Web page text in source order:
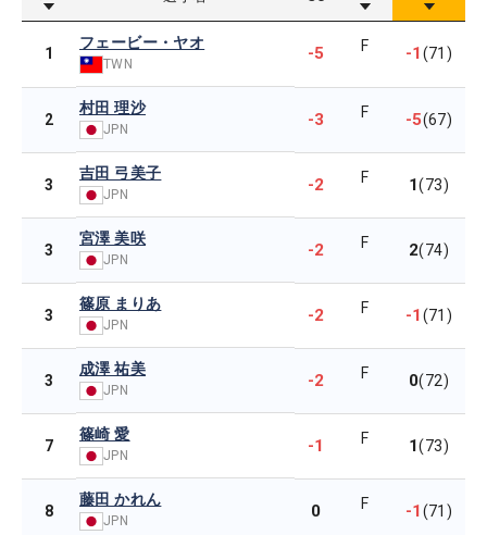
1
フェービー・ヤオ
TWN
-5 F -1(71)
2
村田 理沙
JPN -3 F -5(67)
3
吉田 弓美子
JPN -2 F 1(73)
3
宮澤 美咲
JPN -2 F 2(74)
3
篠原 まりあ
JPN -2 F -1(71)
3
成澤 祐美
JPN -2 F 0(72)
7
篠崎 愛
JPN -1 F 1(73)
8
藤田 かれん
JPN 0 F -1(71)